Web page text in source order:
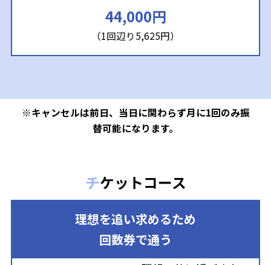
44,000円
（1回辺り5,625円）
※キャンセルは前日、当日に関わらず月に1回のみ振
替可能になります。
チケットコース
理想を追い求めるため
回数券で通う